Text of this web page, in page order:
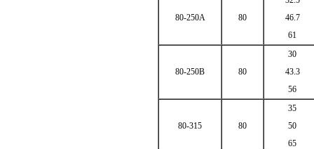
80-250A 80
46.7
61
80-250B 80
30
43.3
56
80-315 80
35
50
65